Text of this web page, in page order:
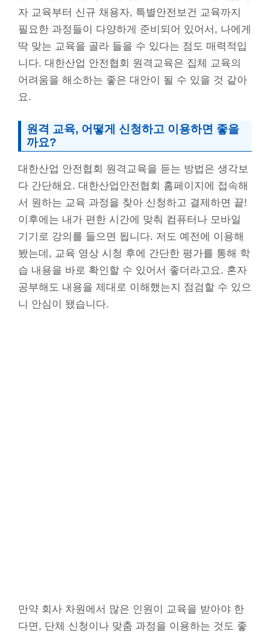
자 교육부터 신규 채용자, 특별안전보건 교육까지
필요한 과정들이 다양하게 준비되어 있어서, 나에게
딱 맞는 교육을 골라 들을 수 있다는 점도 매력적입
니다. 대한산업 안전협회 원격교육은 집체 교육의
어려움을 해소하는 좋은 대안이 될 수 있을 것 같아
요.
원격 교육, 어떻게 신청하고 이용하면 좋을
까요?
대한산업 안전협회 원격교육을 듣는 방법은 생각보
다 간단해요. 대한산업안전협회 홈페이지에 접속해
서 원하는 교육 과정을 찾아 신청하고 결제하면 끝!
이후에는 내가 편한 시간에 맞춰 컴퓨터나 모바일
기기로 강의를 들으면 됩니다. 저도 예전에 이용해
봤는데, 교육 영상 시청 후에 간단한 평가를 통해 학
습 내용을 바로 확인할 수 있어서 좋더라고요. 혼자
공부해도 내용을 제대로 이해했는지 점검할 수 있으
니 안심이 됐습니다.
만약 회사 차원에서 많은 인원이 교육을 받아야 한
다면, 단체 신청이나 맞춤 과정을 이용하는 것도 좋